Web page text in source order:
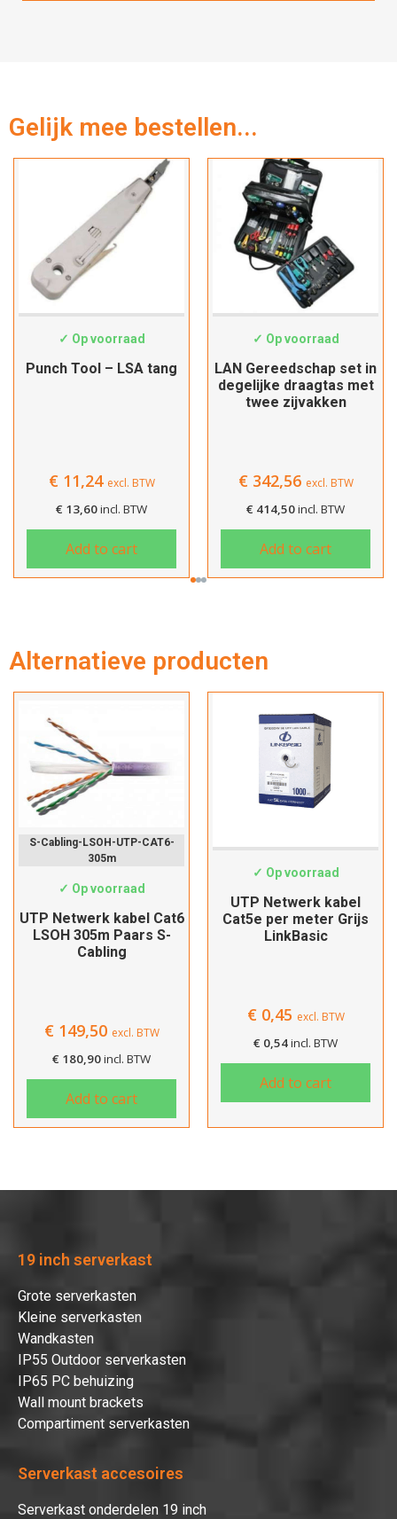
Gelijk mee bestellen...
✓ Op voorraad
Punch Tool – LSA tang
€11,24 excl. BTW
€ 13,60incl. BTW
Add to cart
19062046
✓ Op voorraad
LAN Gereedschap set in
degelijke draagtas met
twee zijvakken
€342,56 excl. BTW
€ 414,50incl. BTW
Add to cart
Alternatieve producten
S-Cabling-LSOH-UTP-CAT6-
305m
✓ Op voorraad
UTP Netwerk kabel Cat6
LSOH 305m Paars S-
Cabling
€149,50 excl. BTW
€ 180,90incl. BTW
Add to cart
✓ Op voorraad
UTP Netwerk kabel
Cat5e per meter Grijs
LinkBasic
€0,45 excl. BTW
€ 0,54incl. BTW
Add to cart
19 inch serverkast
Grote serverkasten
Kleine serverkasten
Wandkasten
IP55 Outdoor serverkasten
IP65 PC behuizing
Wall mount brackets
Compartiment serverkasten
Serverkast accesoires
Serverkast onderdelen 19 inch
Hartelijk dank!
Dit product is succesvol toegevoegd
Verder winkelen